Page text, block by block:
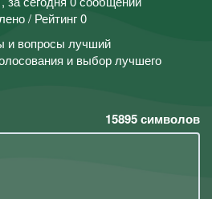
/ Рейтинг 0
и вопросы лучший
и выбор лучшего
15895символов